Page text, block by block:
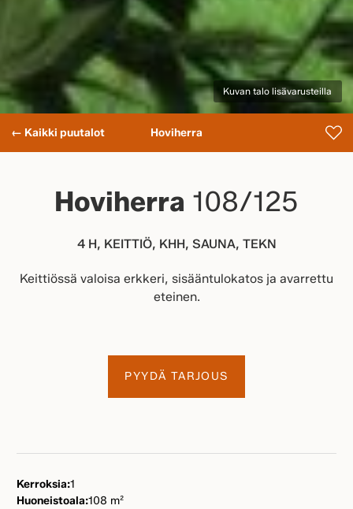
Kuvan talo lisävarusteilla
← Kaikki puutalot Hoviherra
Hoviherra 108/125
4 H, KEITTIÖ, KHH, SAUNA, TEKN
Keittiössä valoisa erkkeri, sisääntulokatos ja avarrettu
eteinen.
PYYDÄ TARJOUS
Kerroksia:1
Huoneistoala:108 m²